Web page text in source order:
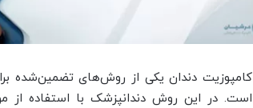
کامپوزیت دندان یکی از روش‌های تضمین‌شده
است. در این روش دندانپزشک با استفاده از